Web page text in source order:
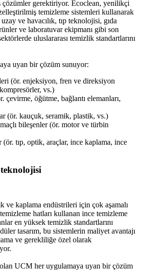
çözümler gerektiriyor. Ecoclean, yenilikçi
temizleme sistemleri kullanarak
ve havacılık, tıp teknolojisi, gıda
ve laboratuvar ekipmanı gibi son
uluslararası temizlik standartlarını
uyan bir çözüm sunuyor:
(ör. enjeksiyon, fren ve direksiyon
vs.)
çevirme, öğütme, bağlantı elemanları,
(ör. kauçuk, seramik, plastik, vs.)
bileşenler (ör. motor ve türbin
(ör. tıp, optik, araçlar, ince kaplama, ince
teknolojisi
ve kaplama endüstrileri için çok aşamalı
hatları kullanan ince temizleme
en yüksek temizlik standartlarını
tasarım, bu sistemlerin maliyet avantajı
ve gerekliliğe özel olarak
UCM her uygulamaya uyan bir çözüm